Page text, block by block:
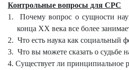
Контрольные вопросы для СРС
1.
Почему вопрос о сущности
конца ХХ века все более
2. Что есть наука как социальный
3. Что вы можете сказать о судьбе
4. Существует ли принципиальное